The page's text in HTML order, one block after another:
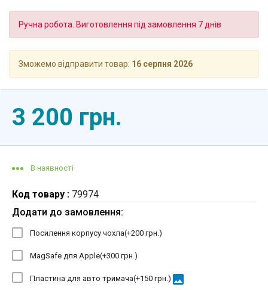
Ручна робота. Виготовлення під замовлення 7 днів
Зможемо відправити товар: 16 серпня 2026
3 200 грн.
В наявності
Код товару : 79974
Додати до замовлення:
Посилення корпусу чохла(+200 грн.)
MagSafe для Apple(+300 грн.)
Пластина для авто тримача(+150 грн.) image